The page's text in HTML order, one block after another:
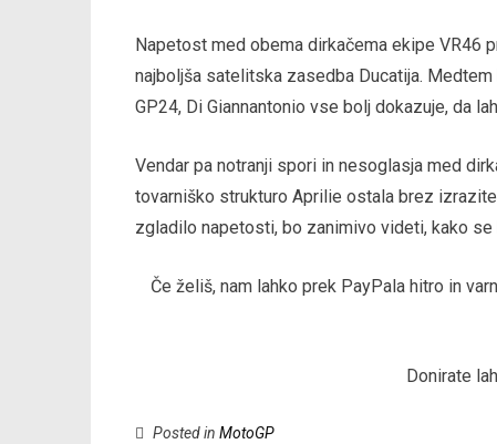
Napetost med obema dirkačema ekipe VR46
najboljša satelitska zasedba Ducatija.
GP24, Di Giannantonio vse bolj dokazuje, da
Vendar pa notranji spori in nesoglasja med
tovarniško strukturo Aprilie ostala brez
zgladilo napetosti, bo zanimivo videti, kako
Če želiš, nam lahko prek PayPala hitro in
Donirate
Posted in MotoGP